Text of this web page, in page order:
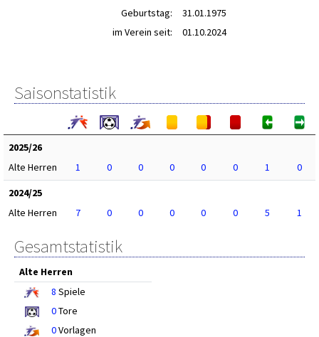
Geburtstag:
31.01.1975
im Verein seit:
01.10.2024
Saisonstatistik
2025/26
Alte Herren
1 0 0 0 0 0 1
0
2024/25
Alte Herren
7 0 0 0 0 0 5 1
Gesamtstatistik
Alte Herren
8 Spiele
0Tore
0Vorlagen